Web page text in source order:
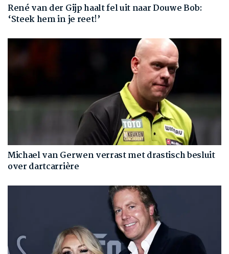
René van der Gijp haalt fel uit naar Douwe Bob:
‘Steek hem in je reet!’
Michael van Gerwen verrast met drastisch besluit
over dartcarrière